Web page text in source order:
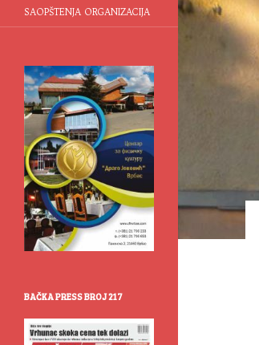
SAOPŠTENJA ORGANIZACIJA
BAČKA PRESS BROJ 217